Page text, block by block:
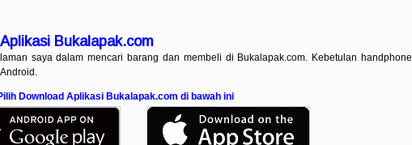
Bukalapak.com
saya dalam mencari barang dan membeli di Bukalapak.com. Kebetulan handphone
Download Aplikasi Bukalapak.com di bawah ini